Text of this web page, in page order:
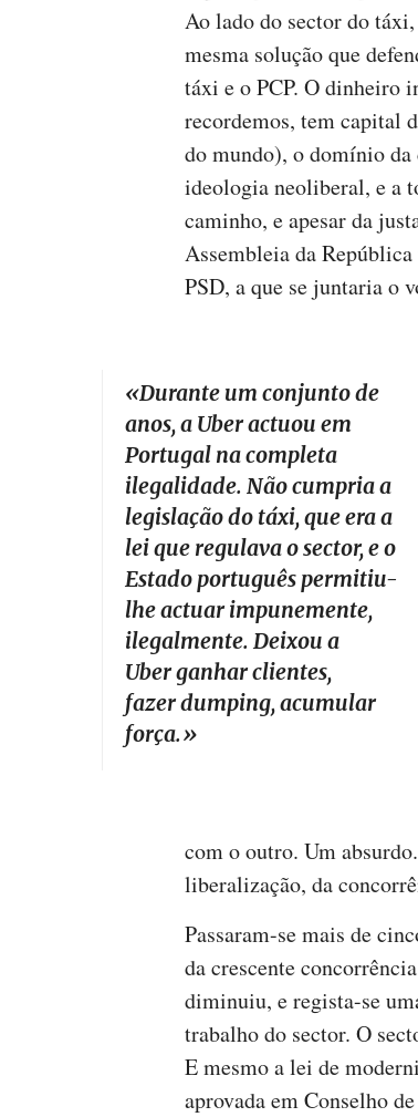
Ao lado do sector do
mesma solução que
táxi e o PCP. O dinheiro
recordemos, tem capital
do mundo), o domínio da
ideologia neoliberal, e a
caminho, e apesar da
Assembleia da
PSD, a que se juntaria o
«Durante um conjunto de
anos, a Uber actuou em
Portugal na completa
ilegalidade. Não cumpria a
legislação do táxi, que era a
lei que regulava o sector, e o
Estado português permitiu-
lhe actuar impunemente,
ilegalmente. Deixou a
Uber ganhar clientes,
fazer dumping, acumular
força.»
com o outro. Um
liberalização, da
Passaram-se mais de
da crescente
diminuiu, e regista-se
trabalho do sector. O
E mesmo a lei de
aprovada em Conselho